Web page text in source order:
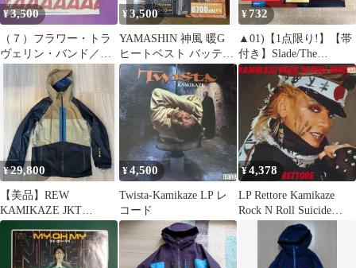
¥3,500
（７）フラワー・トラ
ヴェリン・バンド／Ｋ
ＡＭＩＫＡＺＥ／ジョ
ー山中／石間秀樹
¥3,500
YAMASHIN 神風 暖G
ヒートベスト バッテリ
ー付セット Mサイズ
¥ 732
▲01)【1点限り!】【帯
付き】Slade/The
Amazing Kamikaze
Syndrome/スレイド/神
風シンドローム/LPレコ
ード/国内盤/RPL-
8236/A
¥29,800
【美品】REW
KAMIKAZE JKT
GORE-TEX スノーボー
ドウェア
¥4,500
Twista-Kamikaze LP レ
コード
¥4,378
LP Rettore Kamikaze
Rock N Roll Suicide
K28P310 Seven Seas